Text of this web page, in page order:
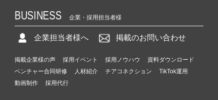
BUSINESS 企業・採用担当者様
企業担当者様へ 掲載のお問い合わせ
掲載企業様の声 採用イベント 採用ノウハウ
資料ダウンロード
ベンチャー合同研修
人材紹介 チアコネクション
TikTok運用
動画制作
採用代行